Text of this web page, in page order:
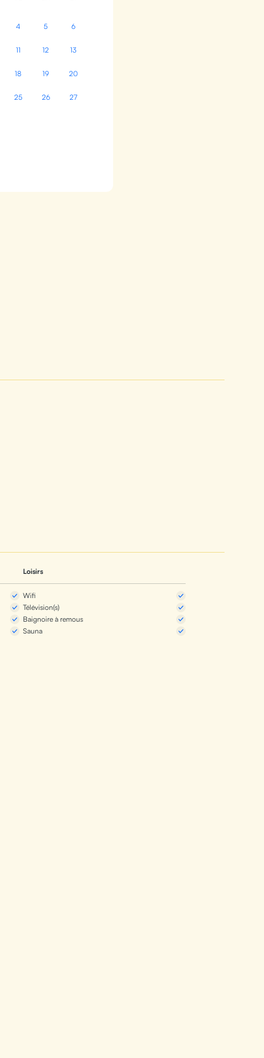
4 5 6
11 12 13
18 19 20
25 26 27
Loisirs
Wifi
Télévision(s)
Baignoire à remous
Sauna